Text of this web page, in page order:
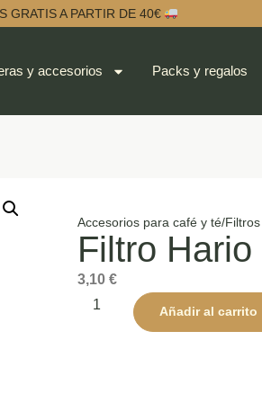
GRATIS A PARTIR DE 40€
y accesorios Packs y regalos
Accesorios para café y té/
Filtro
3,10€
Añadir al carrito